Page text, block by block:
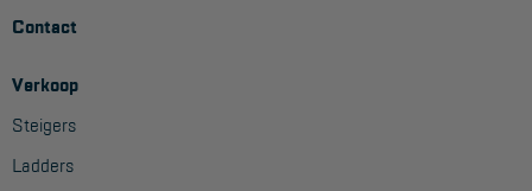
Contact
Verkoop
Steigers
Ladders